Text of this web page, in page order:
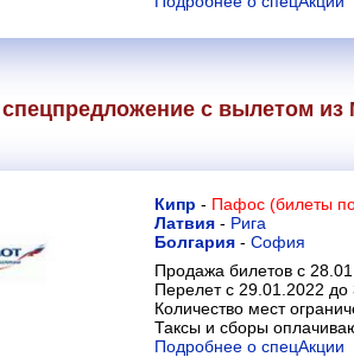
с вылетом
Кипр - Пафос (билеты
Латвия - Рига
Болгария - София
Продажа билетов с
Перелет с 29.01.2022 до
Количество мест
Таксы и сборы
Подробнее о спецАкции